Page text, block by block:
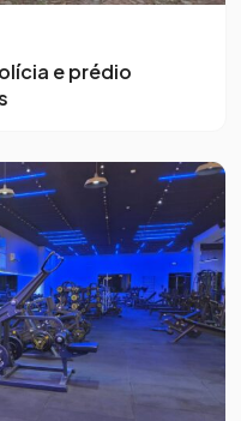
e prédio